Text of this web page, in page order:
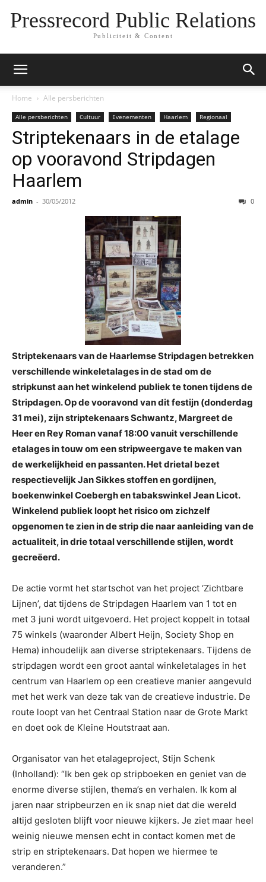
Pressrecord Public Relations
Publiciteit & Content
Home Alle persberichten
Alle persberichten Cultuur Evenementen Haarlem Regionaal
Striptekenaars in de etalage
op vooravond Stripdagen
Haarlem
admin - 30/05/2012 0
Striptekenaars van de Haarlemse Stripdagen betrekken
verschillende winkeletalages in de stad om de
stripkunst aan het winkelend publiek te tonen tijdens de
Stripdagen. Op de vooravond van dit festijn (donderdag
31 mei), zijn striptekenaars Schwantz, Margreet de
Heer en Rey Roman vanaf 18:00 vanuit verschillende
etalages in touw om een stripweergave te maken van
de werkelijkheid en passanten. Het drietal bezet
respectievelijk Jan Sikkes stoffen en gordijnen,
boekenwinkel Coebergh en tabakswinkel Jean Licot.
Winkelend publiek loopt het risico om zichzelf
opgenomen te zien in de strip die naar aanleiding van de
actualiteit, in drie totaal verschillende stijlen, wordt
gecreëerd.
De actie vormt het startschot van het project ‘Zichtbare
Lijnen’, dat tijdens de Stripdagen Haarlem van 1 tot en
met 3 juni wordt uitgevoerd. Het project koppelt in totaal
75 winkels (waaronder Albert Heijn, Society Shop en
Hema) inhoudelijk aan diverse striptekenaars. Tijdens de
stripdagen wordt een groot aantal winkeletalages in het
centrum van Haarlem op een creatieve manier aangevuld
met het werk van deze tak van de creatieve industrie. De
route loopt van het Centraal Station naar de Grote Markt
en doet ook de Kleine Houtstraat aan.
Organisator van het etalageproject, Stijn Schenk
(Inholland): “Ik ben gek op stripboeken en geniet van de
enorme diverse stijlen, thema’s en verhalen. Ik kom al
jaren naar stripbeurzen en ik snap niet dat die wereld
altijd gesloten blijft voor nieuwe kijkers. Je ziet maar heel
weinig nieuwe mensen echt in contact komen met de
strip en striptekenaars. Dat hopen we hiermee te
veranderen.”